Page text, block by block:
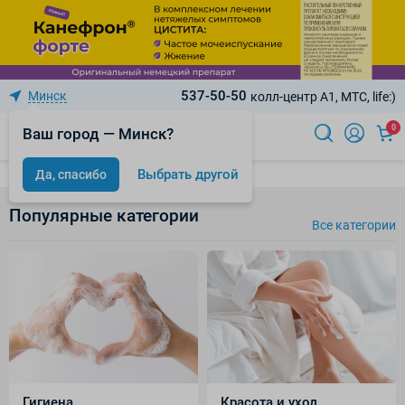
Минск
Ваш город — Минск?
Да, спасибо Выбрать другой
537-50-50 колл-центр A1, МТС, life:)
0
Популярные категории Все категории